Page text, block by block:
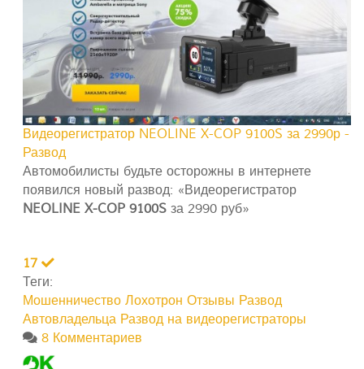
Видеорегистратор NEOLINE X-COP 9100S за 2990р -
Развод
Автомобилисты будьте осторожны в интернете
появился новый развод: «Видеорегистратор
NEOLINE X-COP 9100S за 2990 руб»
17
Теги:
Мошенничество Лохотрон Отзывы Развод
Автовладельца Развод на видеорегистраторы
8 Комментариев